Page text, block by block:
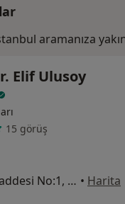
aramanıza
Elif Ulusoy
15 görüş
Kayışdağı Mahallesi Raci Caddesi No:1, Ataşehir • Harita